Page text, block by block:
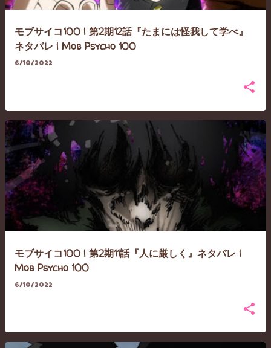
モブサイコ100 | 第2期12話『たまには怪我して学べ』
ネタバレ | Mob Psycho 100
6/10/2022
モブサイコ100 | 第2期11話『人に厳しく』ネタバレ |
Mob Psycho 100
6/10/2022